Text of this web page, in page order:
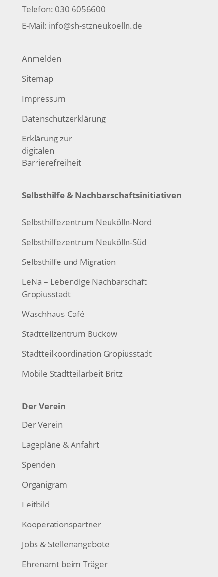
Telefon: 030 6056600
E-Mail: info@sh-stzneukoelln.de
Anmelden
Sitemap
Impressum
Datenschutzerklärung
Erklärung zur
digitalen
Barrierefreiheit
Selbsthilfe & Nachbarschaftsinitiativen
Selbsthilfezentrum Neukölln-Nord
Selbsthilfezentrum Neukölln-Süd
Selbsthilfe und Migration
LeNa – Lebendige Nachbarschaft
Gropiusstadt
Waschhaus-Café
Stadtteilzentrum Buckow
Stadtteilkoordination Gropiusstadt
Mobile Stadtteilarbeit Britz
Der Verein
Der Verein
Lagepläne & Anfahrt
Spenden
Organigram
Leitbild
Kooperationspartner
Jobs & Stellenangebote
Ehrenamt beim Träger